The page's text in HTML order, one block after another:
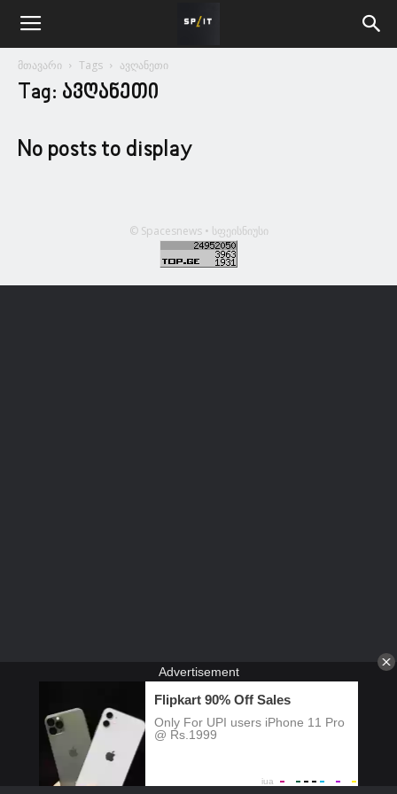
მთავარი Tags ავღანეთი
Tag: ავღანეთი
No posts to display
© Spacesnews • სფეისნიუსი